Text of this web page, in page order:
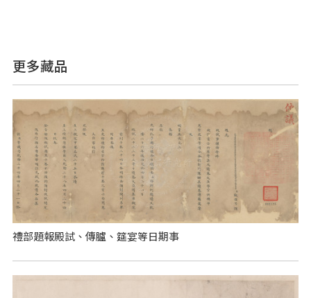
更多藏品
禮部題報殿試、傳臚、筵宴等日期事